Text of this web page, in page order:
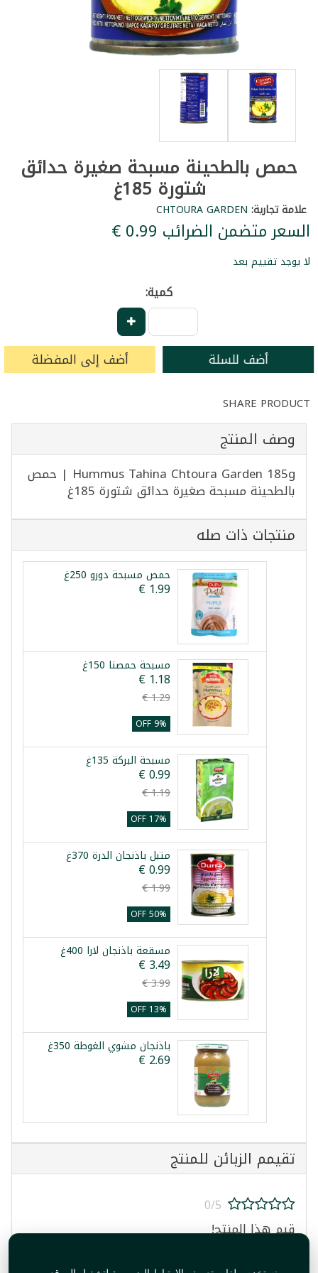
حمص بالطحينة مسبحة صغيرة حدائق
شتورة 185غ
علامة تجارية: CHTOURA GARDEN
السعر متضمن الضرائب ‏0.99 €
لا يوجد تقييم بعد
كمية:
أضف للسلة أضف إلى المفضلة
SHARE PRODUCT
وصف المنتج
Hummus Tahina Chtoura Garden 185g | حمص
بالطحينة مسبحة صغيرة حدائق شتورة 185غ
منتجات ذات صله
حمص مسبحة دورو 250غ
مسبحة حمصنا 150غ
9% OFF
مسبحة البركة 135غ
17% OFF
متبل باذنجان الدرة 370غ
50% OFF
مسقعة باذنجان لارا 400غ
13% OFF
باذنجان مشوي الغوطة 350غ
تقيمم الزبائن للمنتج
0/5
قيم هذا المنتج!